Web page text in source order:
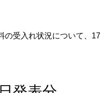
の受入れ状況について、